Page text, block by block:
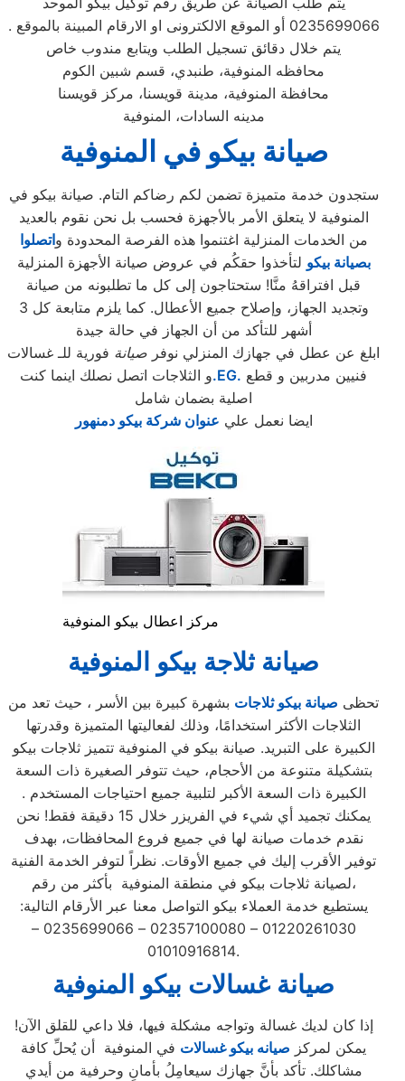
0235699066 أو الموقع الالكترونى او الارقام المبينة بالموقع .
يتم خلال دقائق تسجيل الطلب ويتابع مندوب خاص
محافظه المنوفية، طنبدي، قسم شبين الكوم
محافظة المنوفية، مدينة قويسنا، مركز قويسنا
مدينه السادات، المنوفية
صيانة بيكو في المنوفية
ستجدون خدمة متميزة تضمن لكم رضاكم التام. صيانة بيكو في
المنوفية لا يتعلق الأمر بالأجهزة فحسب بل نحن نقوم بالعديد
من الخدمات المنزلية اغتنموا هذه الفرصة المحدودة واتصلوا
بصيانة بيكو لتأخذوا حقكُم في عروض صيانة الأجهزة المنزلية
قبل افتراقهُ منَّا! ستحتاجون إلى كل ما تطلبونه من صيانة
وتجديد الجهاز، وإصلاح جميع الأعطال. كما يلزم متابعة كل 3
أشهر للتأكد من أن الجهاز في حالة جيدة
ابلغ عن عطل في جهازك المنزلي نوفر صيانة فورية للـ غسالات
و الثلاجات اتصل نصلك اينما كنت.EG.
اصلية بضمان شامل
ايضا نعمل علي عنوان شركة بيكو دمنهور
مركز اعطال بيكو المنوفية
صيانة ثلاجة بيكو المنوفية
تحظى صيانة بيكو ثلاجات بشهرة كبيرة بين الأسر ، حيث تعد من
الثلاجات الأكثر استخدامًا، وذلك لفعاليتها المتميزة وقدرتها
الكبيرة على التبريد. صيانة بيكو في المنوفية تتميز ثلاجات بيكو
بتشكيلة متنوعة من الأحجام، حيث تتوفر الصغيرة ذات السعة
الكبيرة ذات السعة الأكبر لتلبية جميع احتياجات المستخدم .
يمكنك تجميد أي شيء في الفريزر خلال 15 دقيقة فقط! نحن
نقدم خدمات صيانة لها في جميع فروع المحافظات، بهدف
توفير الأقرب إليك في جميع الأوقات. نظراً لتوفر الخدمة الفنية
لصيانة ثلاجات بيكو في منطقة المنوفية بأكثر من رقم،
يستطيع خدمة العملاء بيكو التواصل معنا عبر الأرقام التالية:
01220261030 – 02357100080 – 0235699066 –
01010916814.
صيانة غسالات بيكو المنوفية
إذا كان لديك غسالة وتواجه مشكلة فيها، فلا داعي للقلق الآن!
يمكن لمركز صيانه بيكو غسالات في المنوفية أن يُحلِّ كافة
مشاكلك. تأكد بأنَّ جهازك سيعامِلُ بأمانٍ وحرفية من أيدي